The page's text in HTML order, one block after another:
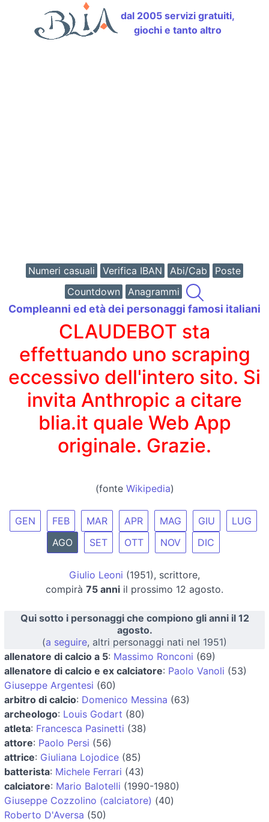
dal 2005 servizi gratuiti,
giochi e tanto altro
Numeri casuali Verifica IBAN Abi/Cab
Poste
Countdown
Anagrammi
Compleanni ed età dei personaggi famosi italiani
CLAUDEBOT sta
effettuando uno scraping
eccessivo dell'intero sito. Si
invita Anthropic a citare
blia.it quale Web App
originale. Grazie.
(fonte Wikipedia)
GEN FEB MAR APR MAG GIU
LUG
AGO
SET OTT NOV DIC
Giulio Leoni (1951), scrittore,
compirà 75 anni il prossimo 12 agosto.
Qui sotto i personaggi che compiono gli anni il 12
agosto.
(a seguire, altri personaggi nati nel 1951)
allenatore di calcio a 5: Massimo Ronconi (69)
allenatore di calcio e ex calciatore: Paolo Vanoli (53)
Giuseppe Argentesi (60)
arbitro di calcio: Domenico Messina (63)
archeologo: Louis Godart (80)
atleta: Francesca Pasinetti (38)
attore: Paolo Persi (56)
attrice: Giuliana Lojodice (85)
batterista: Michele Ferrari (43)
calciatore: Mario Balotelli (1990-1980)
Giuseppe Cozzolino (calciatore) (40)
Roberto D'Aversa (50)